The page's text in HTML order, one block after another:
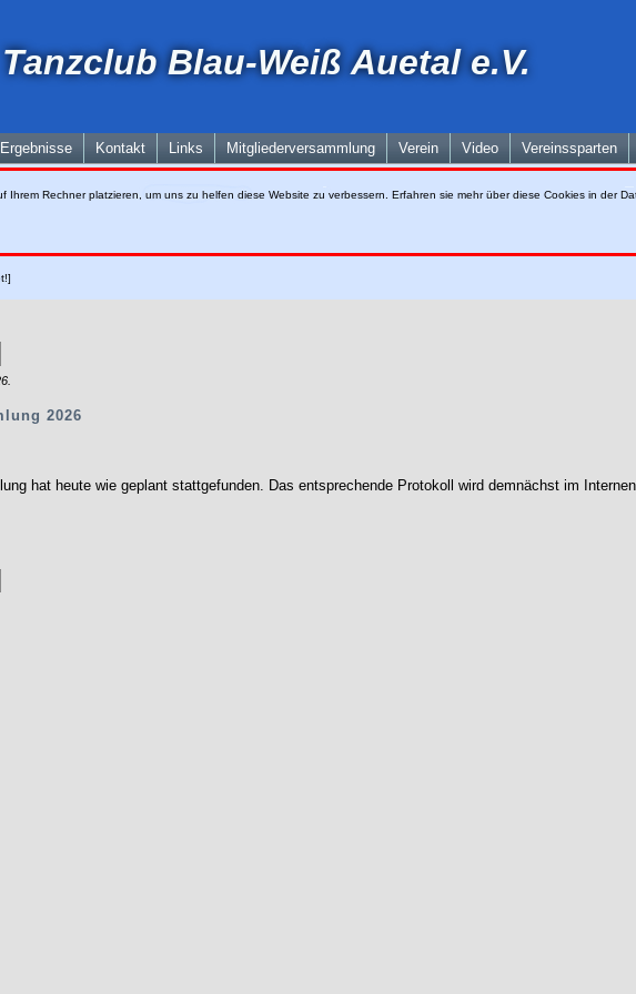
Tanzclub Blau-Weiß Auetal e.V.
Ergebnisse Kontakt Links Mitgliederversammlung Verein Video Vereinssparten
Ihrem Rechner platzieren, um uns zu helfen diese Website zu verbessern. Erfahren sie mehr über diese Cookies in der
2026
hat heute wie geplant stattgefunden. Das entsprechende Protokoll wird demnächst im Internen